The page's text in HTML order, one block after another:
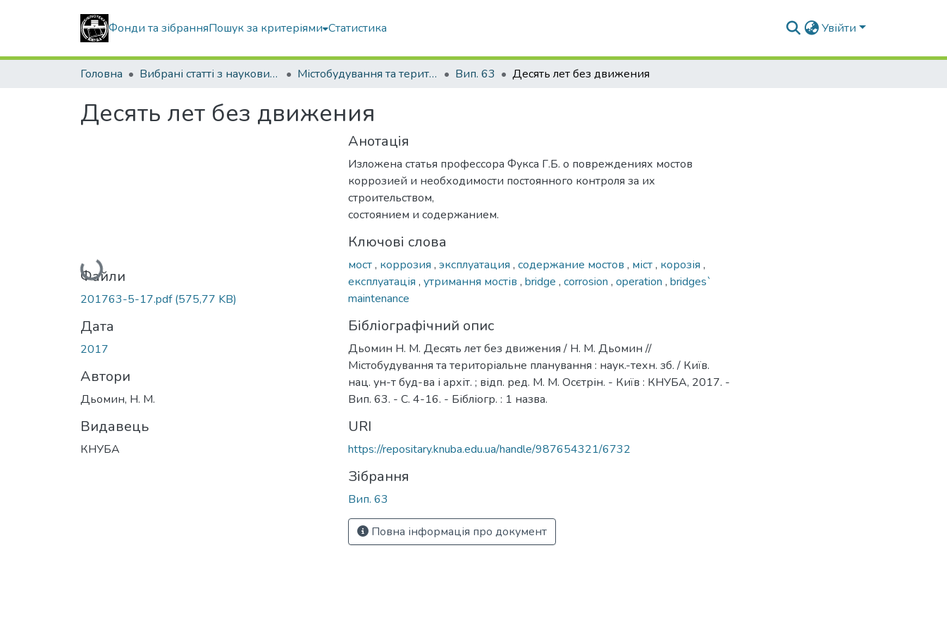
Фонди та зібранняПошук за критеріями Статистика Увійти
Головна Вибрані статті з наукових збірників КНУБА Містобудування та територіальне планування Вип. 63 Десять лет без движения
Десять лет без движения
Вантажиться...
Файли
201763-5-17.pdf(575,77 KB)
Дата
2017
Автори
Дьомин, Н. М.
Видавець
КНУБА
Анотація
Изложена статья профессора Фукса Г.Б. о повреждениях мостов
коррозией и необходимости постоянного контроля за их
строительством,
состоянием и содержанием.
Ключові слова
мост, коррозия , эксплуатация , содержание мостов , міст, корозія ,
експлуатація , утримання мостів , bridge , corrosion , operation , bridges`
maintenance
Бібліографічний опис
Дьомин Н. М. Десять лет без движения / Н. М. Дьомин //
Містобудування та територіальне планування : наук.-техн. зб. / Київ.
нац. ун-т буд-ва і архіт. ; відп. ред. М. М. Осєтрін. - Київ : КНУБА, 2017. -
Вип. 63. - С. 4-16. - Бібліогр. : 1 назва.
URI
https://repositary.knuba.edu.ua/handle/987654321/6732
Зібрання
Вип. 63
Повна інформація про документ